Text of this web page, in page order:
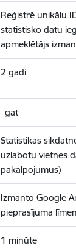
Reģistrē unikālu
statistisko datu
apmeklētājs
2 gadi
_gat
Statistikas
uzlabotu vietnes
pakalpojumus)
Izmanto Google
pieprasījuma
1 minūte